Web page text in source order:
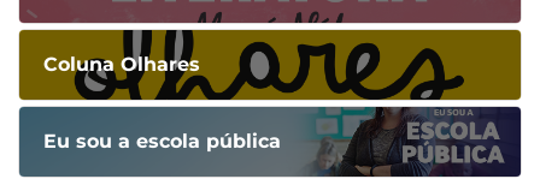
Coluna Olhares
Eu sou a escola pública